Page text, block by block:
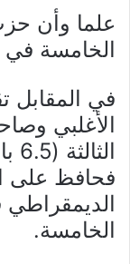
علما وأن
الخامسة في
في المقابل
فحافظ على
الديمقراطي
الخامسة.